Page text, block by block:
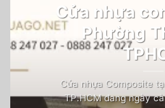
Cửa nhựa
Phường
Cửa nhựa Composite
TP.HCM đang ngày